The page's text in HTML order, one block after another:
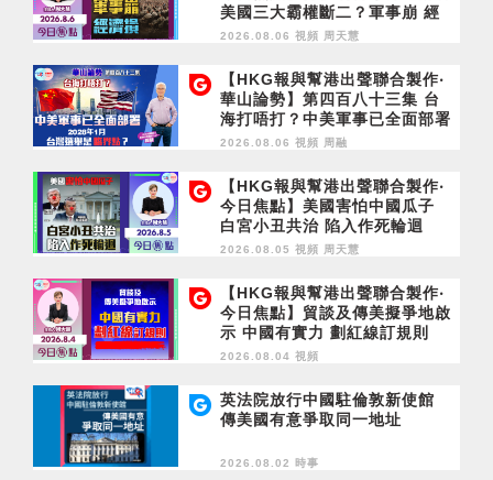
美國三大霸權斷二？軍事崩 經
濟損
2026.08.06 視頻 周天慧
【HKG報與幫港出聲聯合製作‧
華山論勢】第四百八十三集 台
海打唔打？中美軍事已全面部署
2028年1月台灣選舉是臨界點？
2026.08.06 視頻 周融
【HKG報與幫港出聲聯合製作‧
今日焦點】美國害怕中國瓜子
白宮小丑共治 陷入作死輪迴
2026.08.05 視頻 周天慧
【HKG報與幫港出聲聯合製作‧
今日焦點】貿談及傳美擬爭地啟
示 中國有實力 劃紅線訂規則
2026.08.04 視頻
英法院放行中國駐倫敦新使館
傳美國有意爭取同一地址
2026.08.02 時事